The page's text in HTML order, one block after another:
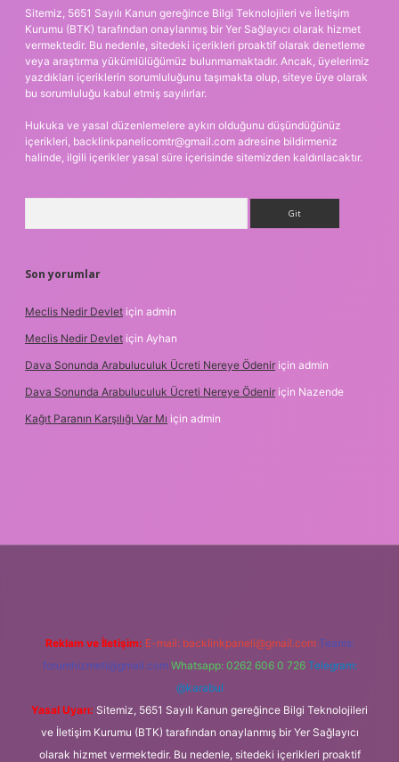
Sitemiz, 5651 Sayılı Kanun gereğince Bilgi Teknolojileri ve İletişim
Kurumu (BTK) tarafından onaylanmış bir Yer Sağlayıcı olarak hizmet
vermektedir. Bu nedenle, sitedeki içerikleri proaktif olarak denetleme
veya araştırma yükümlülüğümüz bulunmamaktadır. Ancak, üyelerimiz
yazdıkları içeriklerin sorumluluğunu taşımakta olup, siteye üye olarak
bu sorumluluğu kabul etmiş sayılırlar.
Hukuka ve yasal düzenlemelere aykırı olduğunu düşündüğünüz
içerikleri, backlinkpanelicomtr@gmail.com adresine bildirmeniz
halinde, ilgili içerikler yasal süre içerisinde sitemizden kaldırılacaktır.
Son yorumlar
Meclis Nedir Devlet için admin
Meclis Nedir Devlet için Ayhan
Dava Sonunda Arabuluculuk Ücreti Nereye Ödenir için admin
Dava Sonunda Arabuluculuk Ücreti Nereye Ödenir için Nazende
Kağıt Paranın Karşılığı Var Mı için admin
Reklam ve İletişim: E-mail: backlinkpaneli@gmail.com Teams:
forumhizmeti@gmail.com Whatsapp: 0262 606 0 726 Telegram:
@karabul
Yasal Uyarı: Sitemiz, 5651 Sayılı Kanun gereğince Bilgi Teknolojileri
ve İletişim Kurumu (BTK) tarafından onaylanmış bir Yer Sağlayıcı
olarak hizmet vermektedir. Bu nedenle, sitedeki içerikleri proaktif